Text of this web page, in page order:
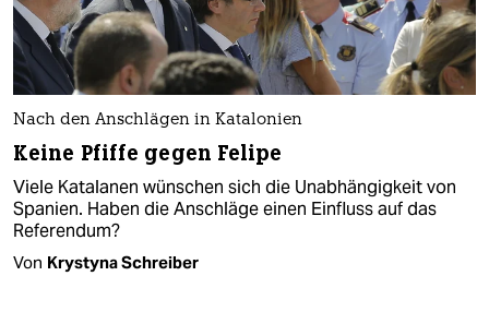
Nach den Anschlägen in Katalonien
Keine Pfiffe gegen Felipe
Viele Katalanen wünschen sich die Unabhängigkeit von
Spanien. Haben die Anschläge einen Einfluss auf das
Referendum?
Von Krystyna Schreiber